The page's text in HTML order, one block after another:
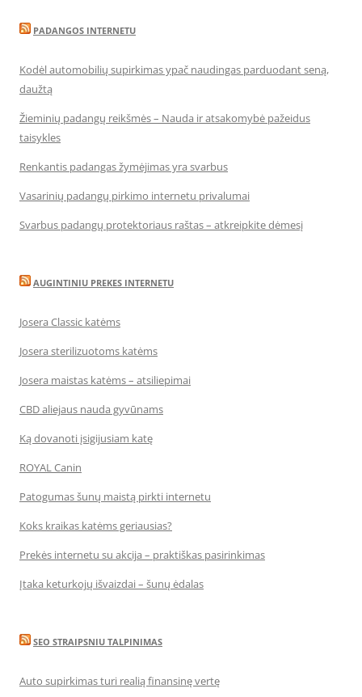
PADANGOS INTERNETU
Kodėl automobilių supirkimas ypač naudingas parduodant seną,
daužtą
Žieminių padangų reikšmės – Nauda ir atsakomybė pažeidus
taisykles
Renkantis padangas žymėjimas yra svarbus
Vasarinių padangų pirkimo internetu privalumai
Svarbus padangų protektoriaus raštas – atkreipkite dėmesį
AUGINTINIU PREKES INTERNETU
Josera Classic katėms
Josera sterilizuotoms katėms
Josera maistas katėms – atsiliepimai
CBD aliejaus nauda gyvūnams
Ką dovanoti įsigijusiam katę
ROYAL Canin
Patogumas šunų maistą pirkti internetu
Koks kraikas katėms geriausias?
Prekės internetu su akcija – praktiškas pasirinkimas
Įtaka keturkojų išvaizdai – šunų ėdalas
SEO STRAIPSNIU TALPINIMAS
Auto supirkimas turi realią finansinę vertę